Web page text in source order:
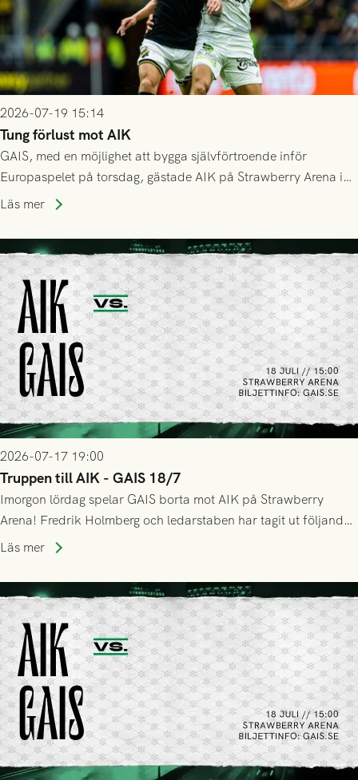
2026-07-19 15:14
Tung förlust mot AIK
GAIS, med en möjlighet att bygga självförtroende inför
Europaspelet på torsdag, gästade AIK på Strawberry Arena i
Stockholm . Men trots konstant hotande i första halvlek av
lyckades få in 2-0.
Läs mer
2026-07-17 19:00
Truppen till AIK - GAIS 18/7
Imorgon lördag spelar GAIS borta mot AIK på Strawberry
Arena! Fredrik Holmberg och ledarstaben har tagit ut följande
trupp till matchen:
Läs mer